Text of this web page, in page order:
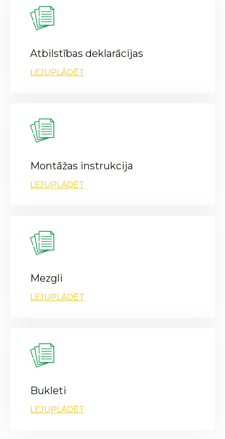
Atbilstības deklarācijas
LEJUPLĀDĒT
Montāžas instrukcija
LEJUPLĀDĒT
Mezgli
LEJUPLĀDĒT
Bukleti
LEJUPLĀDĒT